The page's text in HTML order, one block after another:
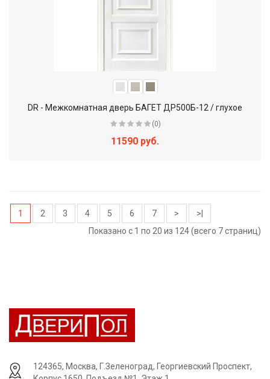
DR - Межкомнатная дверь БАГЕТ ДР500Б-12 / глухое
(0)
11590 руб.
1 2 3 4 5 6 7 >
>|
Показано с 1 по 20 из 124 (всего 7 страниц)
124365, Москва, Г.Зеленоград, Георгиевский Проспект,